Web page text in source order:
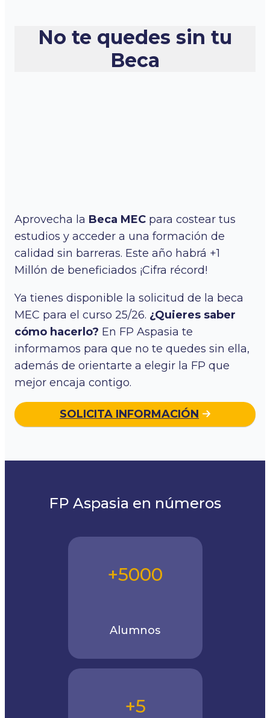
No te quedes sin tu
Beca
Aprovecha la Beca MEC para costear tus
estudios y acceder a una formación de
calidad sin barreras. Este año habrá +1
Millón de beneficiados ¡Cifra récord!
Ya tienes disponible la solicitud de la beca
MEC para el curso 25/26. ¿Quieres saber
cómo hacerlo? En FP Aspasia te
informamos para que no te quedes sin ella,
además de orientarte a elegir la FP que
mejor encaja contigo.
SOLICITA INFORMACIÓN
FP Aspasia en números
+5000
Alumnos
+5